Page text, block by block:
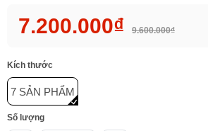
7.200.000₫ 9.600.000₫
Kích thước
7 SẢN PHẨM
Số lượng